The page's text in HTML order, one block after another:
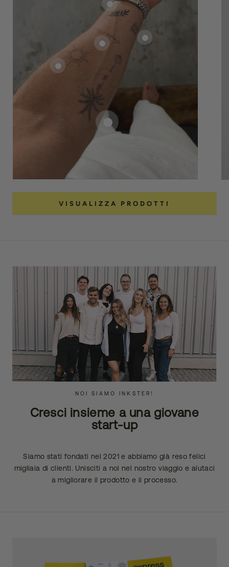
VISUALIZZA PRODOTTI
NOI SIAMO INKSTER!
Cresci insieme a una giovane
start-up
Siamo stati fondati nel 2021 e abbiamo già reso felici
migliaia di clienti. Unisciti a noi nel nostro viaggio e aiutaci
a migliorare il prodotto e il processo.